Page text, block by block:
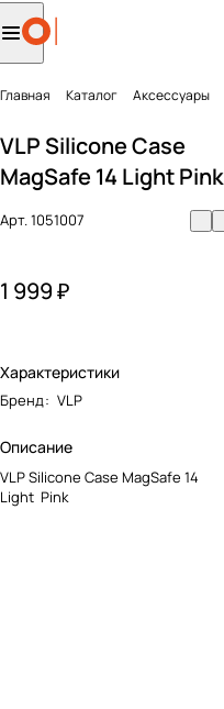
Главная Каталог Аксесcуары
VLP Silicone Case
MagSafe 14 Light Pink
Арт.1051007
1 999 ₽
Характеристики
Бренд: VLP
Описание
VLP Silicone Case MagSafe 14
Light Pink